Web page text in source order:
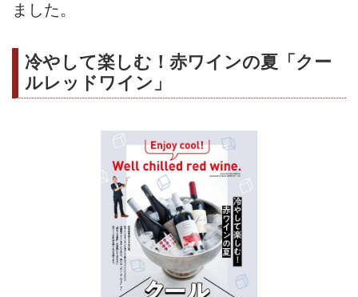
ました。
冷やして楽しむ！赤ワインの夏「クー
ルレッドワイン」